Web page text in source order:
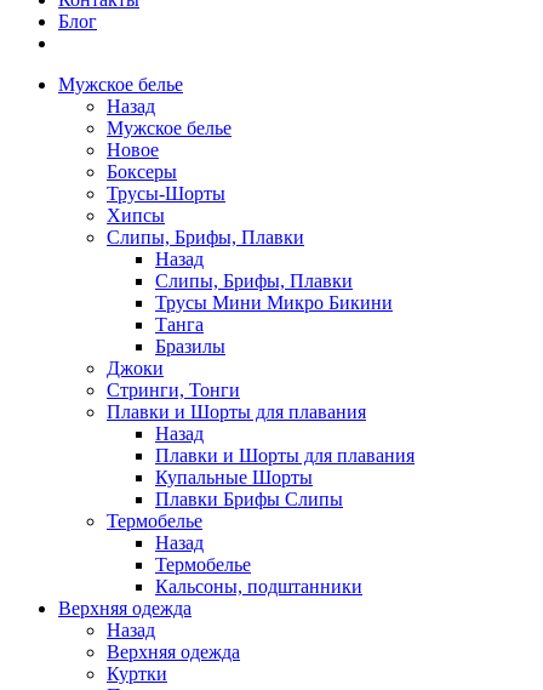
Блог
Мужское белье
Назад
Мужское белье
Новое
Боксеры
Трусы-Шорты
Хипсы
Слипы, Брифы, Плавки
Назад
Слипы, Брифы, Плавки
Трусы Мини Микро Бикини
Танга
Бразилы
Джоки
Стринги, Тонги
Плавки и Шорты для плавания
Назад
Плавки и Шорты для плавания
Купальные Шорты
Плавки Брифы Слипы
Термобелье
Назад
Термобелье
Кальсоны, подштанники
Верхняя одежда
Назад
Верхняя одежда
Куртки